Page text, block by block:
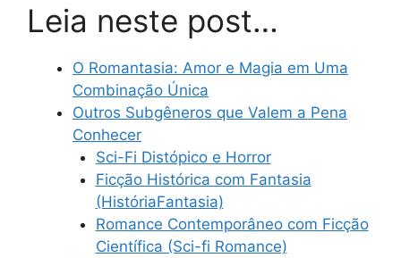
Leia neste post…
O Romantasia: Amor e Magia em Uma
Combinação Única
Outros Subgêneros que Valem a Pena
Conhecer
Sci-Fi Distópico e Horror
Ficção Histórica com Fantasia
(HistóriaFantasia)
Romance Contemporâneo com Ficção
Científica (Sci-fi Romance)